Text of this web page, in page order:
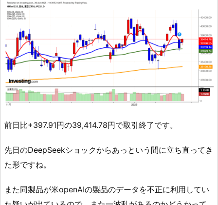
前日比+397.91円の39,414.78円で取引終了です。
先日のDeepSeekショックからあっという間に立ち直ってき
た形ですね。
また同製品が米openAIの製品のデータを不正に利用してい